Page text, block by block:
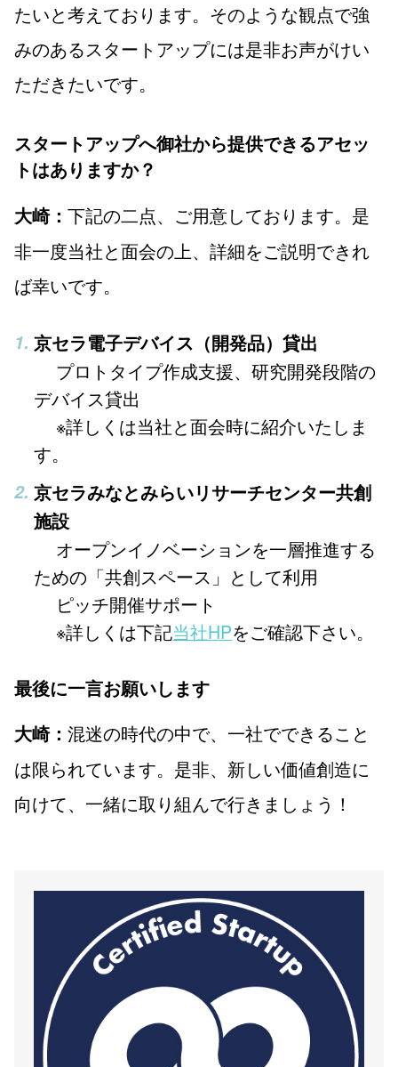
たいと考えております。そのような観点で強
みのあるスタートアップには是非お声がけい
ただきたいです。
スタートアップへ御社から提供できるアセッ
トはありますか？
大崎： 下記の二点、ご用意しております。是
非一度当社と面会の上、詳細をご説明できれ
ば幸いです。
京セラ電子デバイス（開発品）貸出
プロトタイプ作成支援、研究開発段階の
デバイス貸出
※詳しくは当社と面会時に紹介いたしま
す。
京セラみなとみらいリサーチセンター共創
施設
オープンイノベーションを一層推進する
ための「共創スペース」として利用
ピッチ開催サポート
※詳しくは下記当社HPをご確認下さい。
最後に一言お願いします
大崎： 混迷の時代の中で、一社でできること
は限られています。是非、新しい価値創造に
向けて、一緒に取り組んで行きましょう！